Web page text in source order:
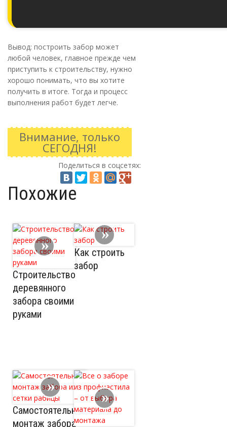
Вывод: построить забор может
любой человек, главное прежде чем
приступить к строительству, нужно
хорошо понимать, что вы хотите
получить в итоге. Тогда и процесс
выполнения работ будет легче.
Внимание, только
СЕГОДНЯ!
Поделиться в соцсетях:
Похожие
Строительство
деревянного
забора своими
руками
Как строить
забор
Самостоятельный
монтаж забора